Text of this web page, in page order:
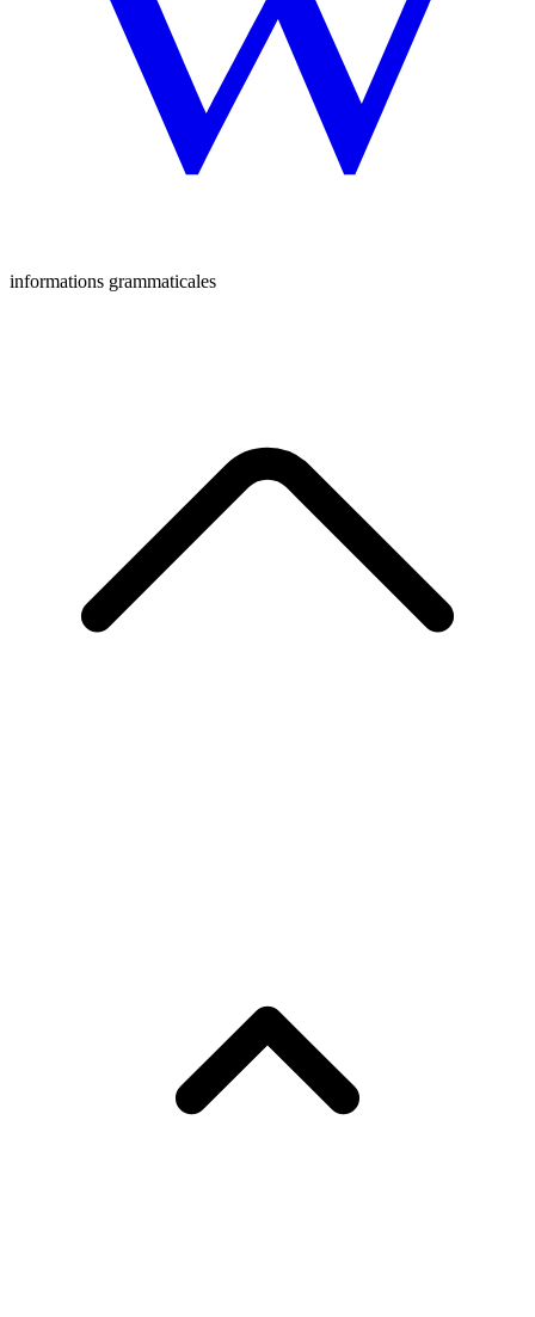
informations grammaticales